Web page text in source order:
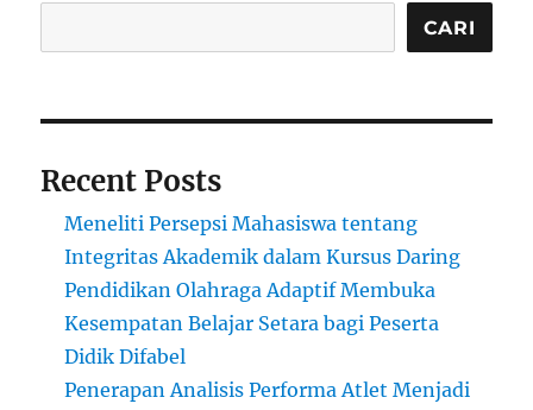
CARI
Recent Posts
Meneliti Persepsi Mahasiswa tentang
Integritas Akademik dalam Kursus Daring
Pendidikan Olahraga Adaptif Membuka
Kesempatan Belajar Setara bagi Peserta
Didik Difabel
Penerapan Analisis Performa Atlet Menjadi